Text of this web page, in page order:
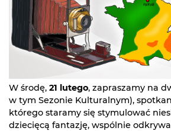
W środę, 21 lutego, zapraszamy na
w tym Sezonie Kulturalnym),
którego staramy się stymulować
dziecięcą fantazję, wspólnie